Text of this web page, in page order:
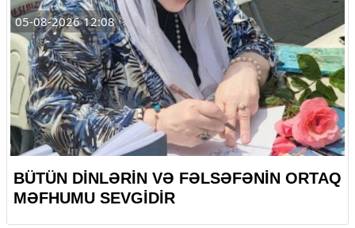
05-08-2026 12:08
BÜTÜN DİNLƏRİN VƏ FƏLSƏFƏNİN ORTAQ
MƏFHUMU SEVGİDİR